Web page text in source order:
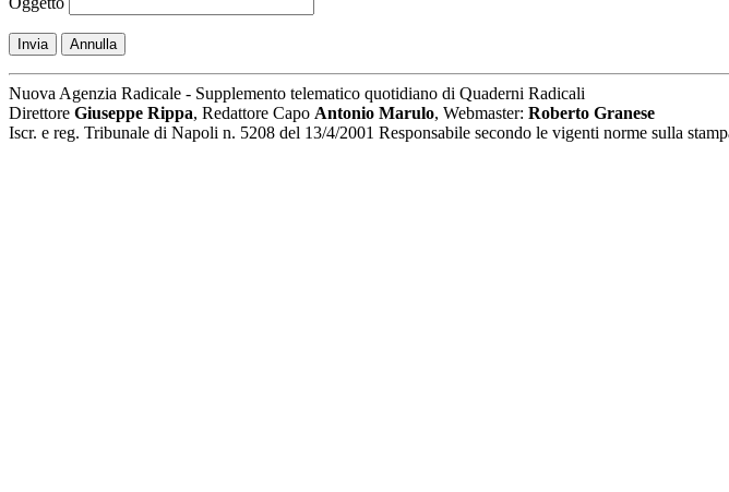
Invia Annulla
Nuova Agenzia Radicale - Supplemento telematico quotidiano di Quaderni Radicali
Direttore Giuseppe Rippa, Redattore Capo Antonio Marulo, Webmaster: Roberto Granese
Iscr. e reg. Tribunale di Napoli n. 5208 del 13/4/2001 Responsabile secondo le vigenti norme sulla